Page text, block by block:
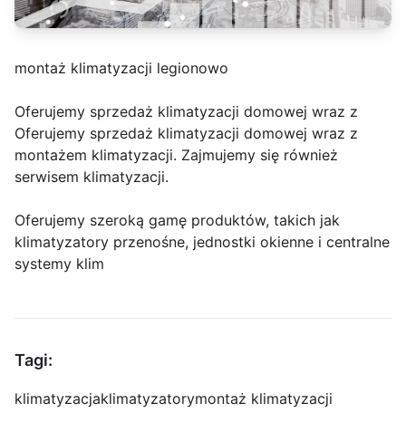
montaż klimatyzacji legionowo
Oferujemy sprzedaż klimatyzacji domowej wraz z
Oferujemy sprzedaż klimatyzacji domowej wraz z
montażem klimatyzacji. Zajmujemy się również
serwisem klimatyzacji.
Oferujemy szeroką gamę produktów, takich jak
klimatyzatory przenośne, jednostki okienne i centralne
systemy klim
Tagi:
klimatyzacjaklimatyzatorymontaż klimatyzacji